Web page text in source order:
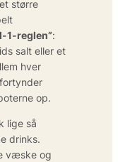
større
1-reglen”:
salt eller et
hver
op.
lige så
drinks.
væske og